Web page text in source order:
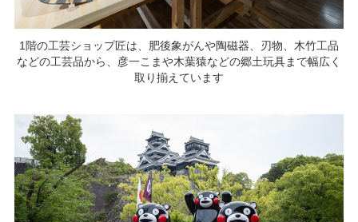
1階の工芸ショップ匠は、肥後象がんや陶磁器、刃物、木竹工品
などの工芸品から、彦一こまや木葉猿などの郷土玩具まで幅広く
取り揃えています